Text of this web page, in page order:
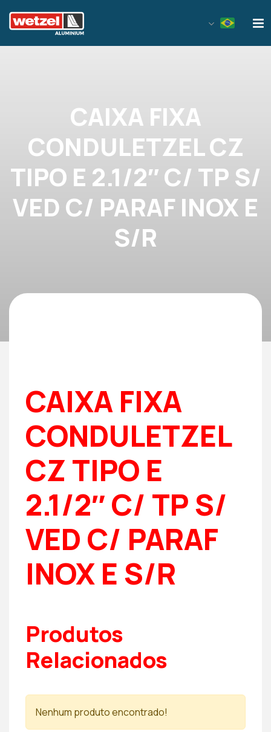
CAIXA FIXA
CONDULETZEL CZ
TIPO E 2.1/2″ C/ TP S/
VED C/ PARAF INOX E
S/R
CAIXA FIXA
CONDULETZEL
CZ TIPO E
2.1/2″ C/ TP S/
VED C/ PARAF
INOX E S/R
Produtos
Relacionados
Nenhum produto encontrado!